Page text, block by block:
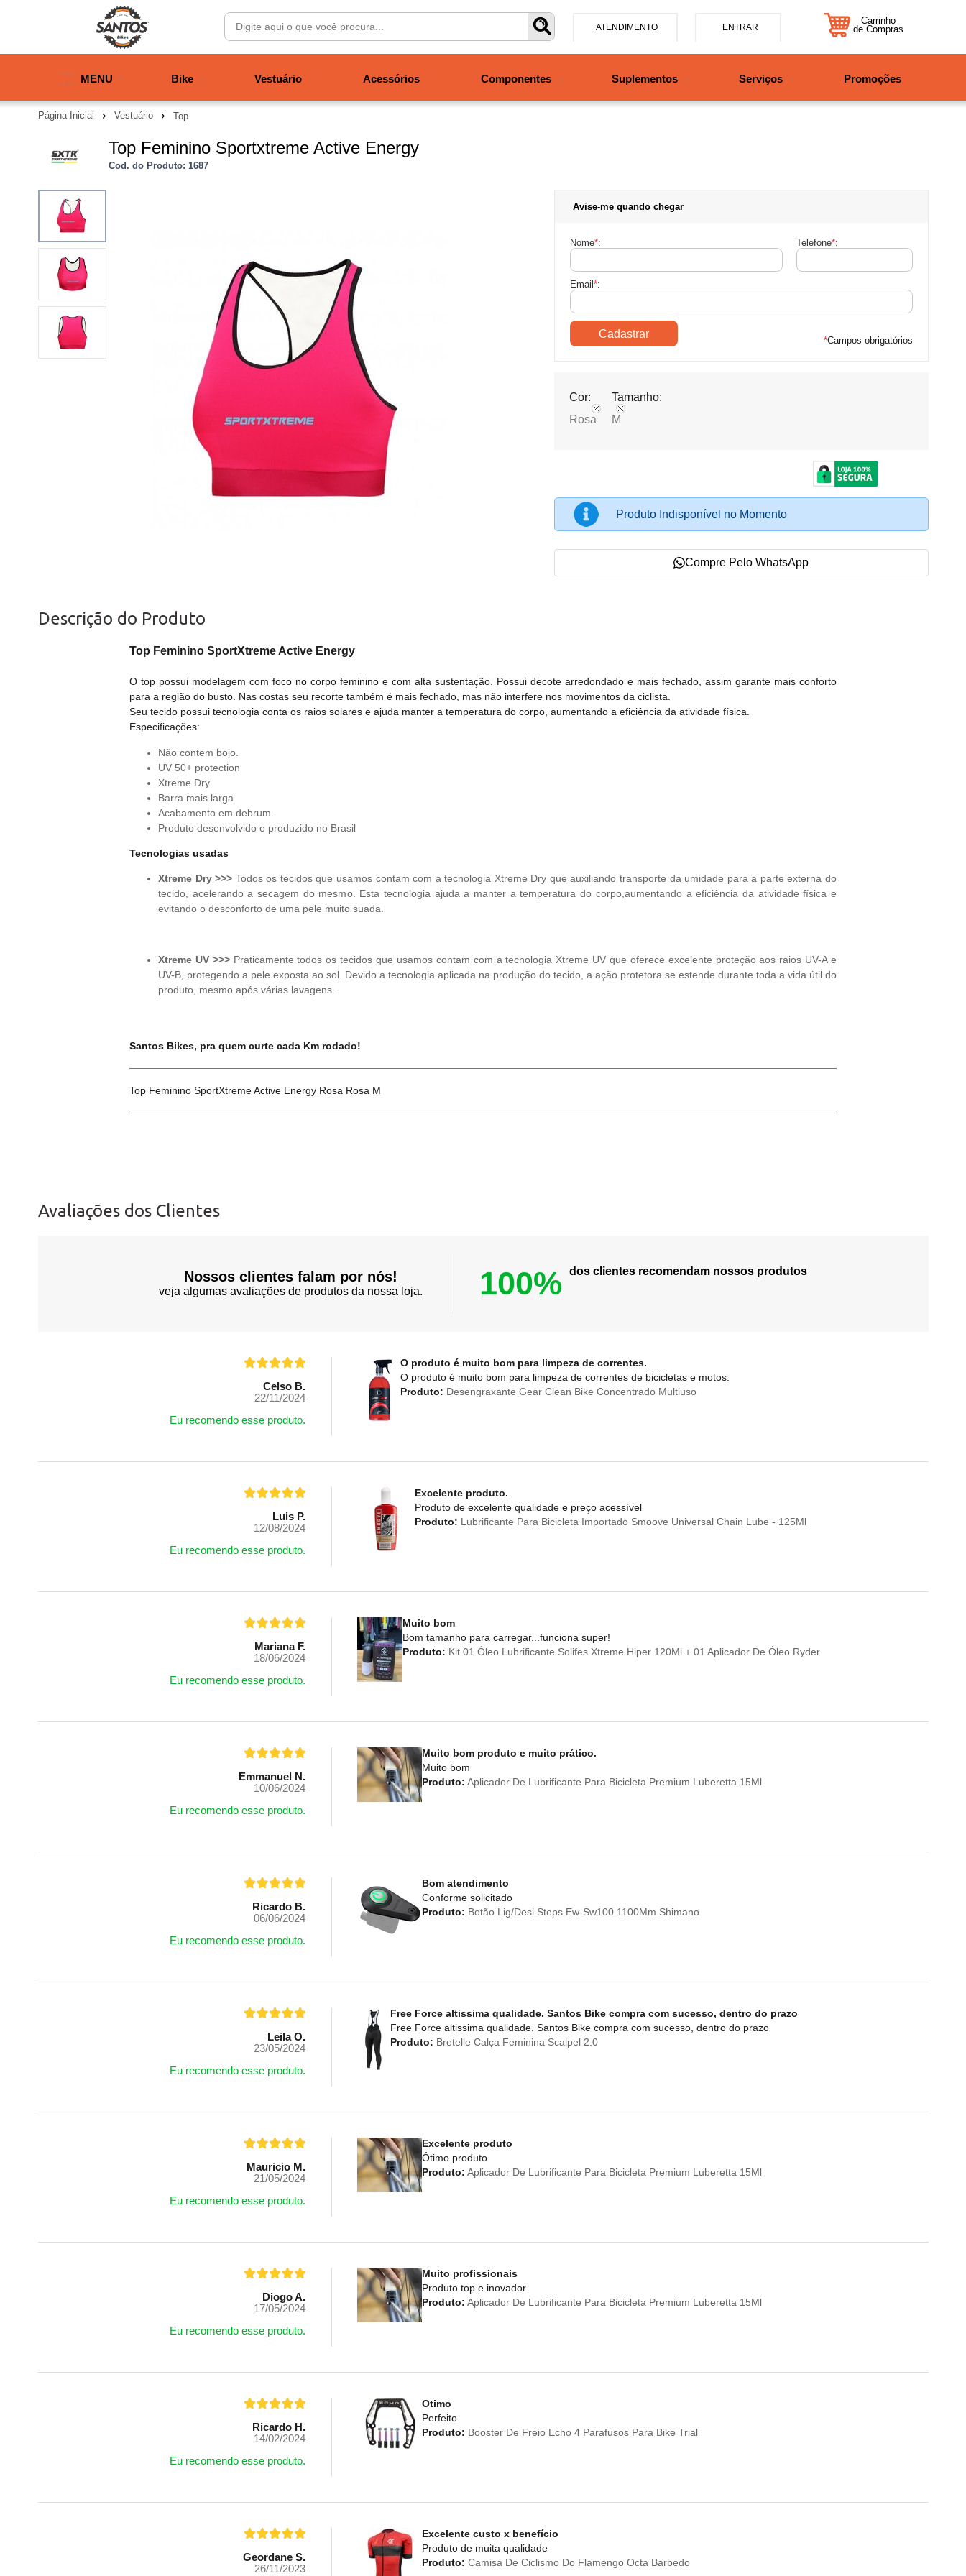
ATENDIMENTO
47997708525
ENTRAR
Carrinho
de Compras
MENU Bike Vestuário Acessórios Componentes Suplementos Serviços Promoções
Página Inicial Vestuário Top
Top Feminino Sportxtreme Active Energy
Cod. do Produto: 1687
Avise-me quando chegar
Nome*: Telefone*:
Email *:
*Campos obrigatórios
Cor:
Rosa
Tamanho:
M
Produto Indisponível no Momento
Compre Pelo WhatsApp
Descrição do Produto
Top Feminino SportXtreme Active Energy
O top possui modelagem com foco no corpo feminino e com alta sustentação. Possui decote arredondado e mais fechado, assim garante mais conforto
para a região do busto. Nas costas seu recorte também é mais fechado, mas não interfere nos movimentos da ciclista.
Seu tecido possui tecnologia conta os raios solares e ajuda manter a temperatura do corpo, aumentando a eficiência da atividade física.
Especificações:
Não contem bojo.
UV 50+ protection
Xtreme Dry
Barra mais larga.
Acabamento em debrum.
Produto desenvolvido e produzido no Brasil
Tecnologias usadas
Xtreme Dry >>> Todos os tecidos que usamos contam com a tecnologia Xtreme Dry que auxiliando transporte da umidade para a parte externa do
tecido, acelerando a secagem do mesmo. Esta tecnologia ajuda a manter a temperatura do corpo,aumentando a eficiência da atividade física e
evitando o desconforto de uma pele muito suada.
Xtreme UV >>>Praticamente todos os tecidos que usamos contam com a tecnologia Xtreme UV que oferece excelente proteção aos raios UV-A e
UV-B, protegendo a pele exposta ao sol. Devido a tecnologia aplicada na produção do tecido, a ação protetora se estende durante toda a vida útil do
produto, mesmo após várias lavagens.
Santos Bikes, pra quem curte cada Km rodado!
Top Feminino SportXtreme Active Energy Rosa Rosa M
Avaliações dos Clientes
Nossos clientes falam por nós!
veja algumas avaliações de produtos da nossa loja. 100% dos clientes recomendam nossos produtos
Celso B.
22/11/2024
Eu recomendo esse produto.
O produto é muito bom para limpeza de correntes.
O produto é muito bom para limpeza de correntes de bicicletas e motos.
Produto: Desengraxante Gear Clean Bike Concentrado Multiuso
Luis P.
12/08/2024
Eu recomendo esse produto.
Excelente produto.
Produto de excelente qualidade e preço acessível
Produto: Lubrificante Para Bicicleta Importado Smoove Universal Chain Lube - 125Ml
Mariana F.
18/06/2024
Eu recomendo esse produto.
Muito bom
Bom tamanho para carregar...funciona super!
Produto: Kit 01 Óleo Lubrificante Solifes Xtreme Hiper 120Ml + 01 Aplicador De Óleo Ryder
Emmanuel N.
10/06/2024
Eu recomendo esse produto.
Muito bom produto e muito prático.
Muito bom
Produto: Aplicador De Lubrificante Para Bicicleta Premium Luberetta 15Ml
Ricardo B.
06/06/2024
Eu recomendo esse produto.
Bom atendimento
Conforme solicitado
Produto: Botão Lig/Desl Steps Ew-Sw100 1100Mm Shimano
Leila O.
23/05/2024
Eu recomendo esse produto.
Free Force altissima qualidade. Santos Bike compra com sucesso, dentro do prazo
Free Force altissima qualidade. Santos Bike compra com sucesso, dentro do prazo
Produto: Bretelle Calça Feminina Scalpel 2.0
Mauricio M.
21/05/2024
Eu recomendo esse produto.
Excelente produto
Ótimo produto
Produto: Aplicador De Lubrificante Para Bicicleta Premium Luberetta 15Ml
Diogo A.
17/05/2024
Eu recomendo esse produto.
Muito profissionais
Produto top e inovador.
Produto: Aplicador De Lubrificante Para Bicicleta Premium Luberetta 15Ml
Ricardo H.
14/02/2024
Eu recomendo esse produto.
Otimo
Perfeito
Produto: Booster De Freio Echo 4 Parafusos Para Bike Trial
Geordane S.
26/11/2023
Excelente custo x benefício
Produto de muita qualidade
Produto: Camisa De Ciclismo Do Flamengo Octa Barbedo